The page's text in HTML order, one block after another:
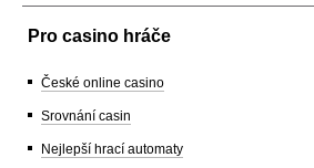
Pro casino hráče
České online casino
Srovnání casin
Nejlepší hrací automaty